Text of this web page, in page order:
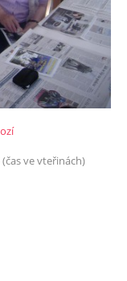
(čas ve vteřinách)